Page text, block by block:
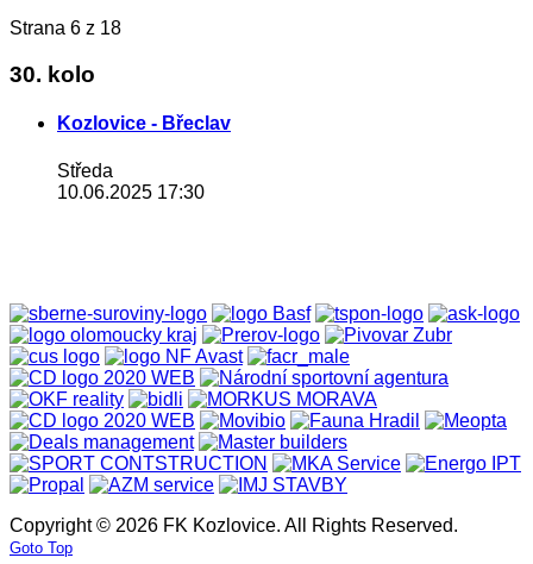
Strana 6 z 18
30. kolo
Kozlovice - Břeclav
Středa
10.06.2025 17:30
Copyright © 2026 FK Kozlovice. All Rights Reserved.
Goto Top